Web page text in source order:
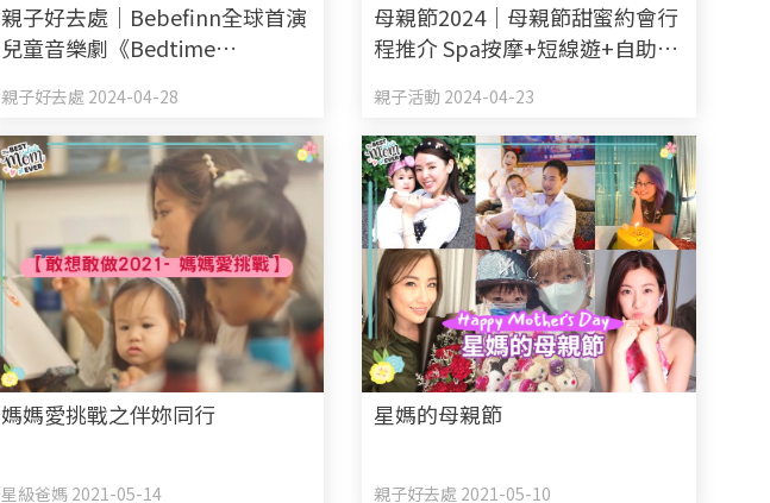
親子好去處｜Bebefinn全球首演
兒童音樂劇《Bedtime
Baby Shark踏上冒險之旅
親子好去處 2024-04-28
母親節2024｜母親節甜蜜約會行
程推介 Spa按摩+短線遊+自助餐
親子活動 2024-04-23
媽媽愛挑戰之伴妳同行
星級爸媽 2021-05-14
星媽的母親節
親子好去處 2021-05-10